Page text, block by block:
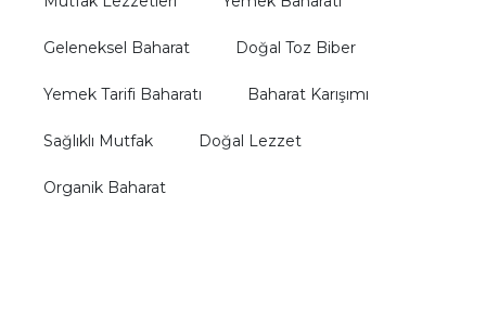
Geleneksel Baharat Doğal Toz Biber
Yemek Tarifi Baharatı Baharat Karışımı
Sağlıklı Mutfak Doğal Lezzet
Organik Baharat